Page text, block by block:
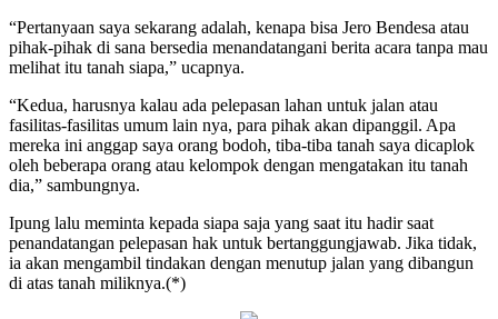
“Pertanyaan saya sekarang adalah, kenapa bisa Jero Bendesa atau
pihak-pihak di sana bersedia menandatangani berita acara tanpa mau
melihat itu tanah siapa,” ucapnya.
“Kedua, harusnya kalau ada pelepasan lahan untuk jalan atau
fasilitas-fasilitas umum lain nya, para pihak akan dipanggil. Apa
mereka ini anggap saya orang bodoh, tiba-tiba tanah saya dicaplok
oleh beberapa orang atau kelompok dengan mengatakan itu tanah
dia,” sambungnya.
Ipung lalu meminta kepada siapa saja yang saat itu hadir saat
penandatangan pelepasan hak untuk bertanggungjawab. Jika tidak,
ia akan mengambil tindakan dengan menutup jalan yang dibangun
di atas tanah miliknya.(*)